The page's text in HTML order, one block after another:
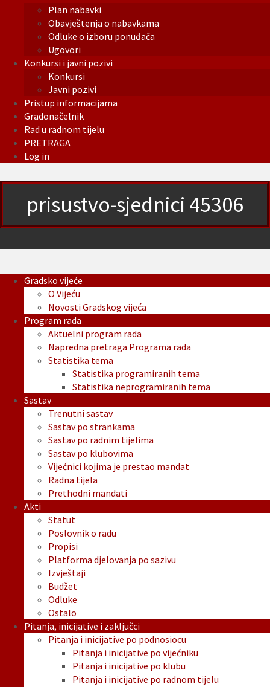
Plan nabavki
Obavještenja o nabavkama
Odluke o izboru ponuđača
Ugovori
Konkursi i javni pozivi
Konkursi
Javni pozivi
Pristup informacijama
Gradonačelnik
Rad u radnom tijelu
PRETRAGA
Log in
prisustvo-sjednici 45306
Gradsko vijeće
O Vijeću
Novosti Gradskog vijeća
Program rada
Aktuelni program rada
Napredna pretraga Programa rada
Statistika tema
Statistika programiranih tema
Statistika neprogramiranih tema
Sastav
Trenutni sastav
Sastav po strankama
Sastav po radnim tijelima
Sastav po klubovima
Vijećnici kojima je prestao mandat
Radna tijela
Prethodni mandati
Akti
Statut
Poslovnik o radu
Propisi
Platforma djelovanja po sazivu
Izvještaji
Budžet
Odluke
Ostalo
Pitanja, inicijative i zaključci
Pitanja i inicijative po podnosiocu
Pitanja i inicijative po vijećniku
Pitanja i inicijative po klubu
Pitanja i inicijative po radnom tijelu